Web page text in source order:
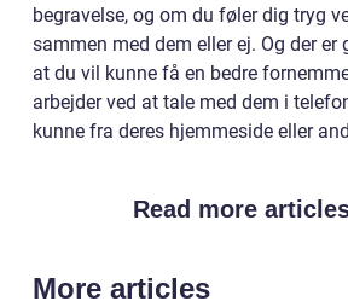
begravelse, og om du føler dig tryg
sammen med dem eller ej. Og der er
at du vil kunne få en bedre
arbejder ved at tale med dem i
kunne fra deres hjemmeside eller
Read more
More articles